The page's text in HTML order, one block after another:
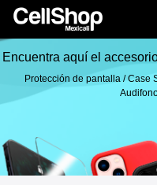
Encuentra aquí el
Protección de pantalla / Case